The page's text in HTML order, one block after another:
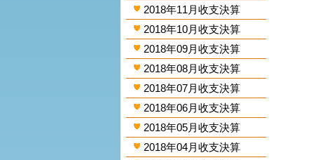
2018年11月收支決算
2018年10月收支決算
2018年09月收支決算
2018年08月收支決算
2018年07月收支決算
2018年06月收支決算
2018年05月收支決算
2018年04月收支決算